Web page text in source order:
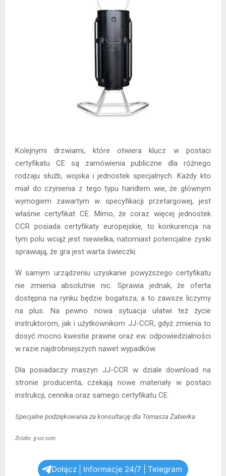
Kolejnymi drzwiami, które otwiera klucz w postaci
certyfikatu CE są zamówienia publiczne dla różnego
rodzaju służb, wojska i jednostek specjalnych. Każdy kto
miał do czynienia z tego typu handlem wie, że głównym
wymogiem zawartym w specyfikacji przetargowej, jest
właśnie certyfikat CE. Mimo, że coraz więcej jednostek
CCR posiada certyfikaty europejskie, to konkurencja na
tym polu wciąż jest niewielka, natomiast potencjalne zyski
sprawiają, że gra jest warta świeczki.
W samym urządzeniu uzyskanie powyższego certyfikatu
nie zmienia absolutnie nic. Sprawia jednak, że oferta
dostępna na rynku będzie bogatsza, a to zawsze liczymy
na plus. Na pewno nowa sytuacja ułatwi też życie
instruktorom, jak i użytkownikom JJ-CCR, gdyż zmienia to
dosyć mocno kwestie prawne oraz ew. odpowiedzialności
w razie najdrobniejszych nawet wypadków.
Dla posiadaczy maszyn JJ-CCR w dziale download na
stronie producenta, czekają nowe materiały w postaci
instrukcji, cennika oraz samego certyfikatu CE.
Specjalne podziękowania za konsultację dla Tomasza Żabierka
Źródło: jj-ccr.com
Dołącz | Informacje 24/7 | Telegram